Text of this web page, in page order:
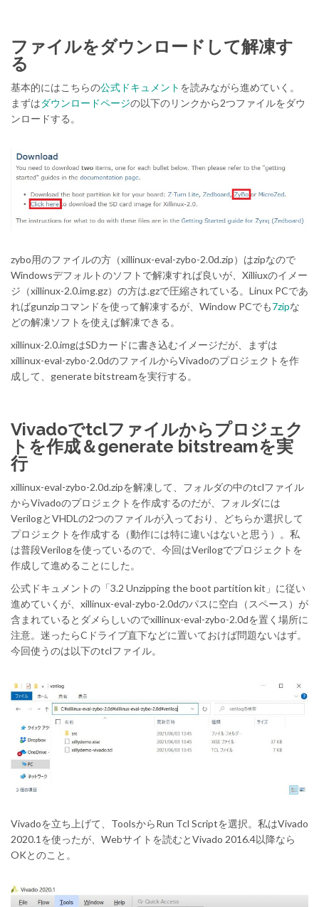
ファイルをダウンロードして解凍す
る
基本的にはこちらの公式ドキュメント を読みながら進めていく。
まずはダウンロードページの以下のリンクから2つファイルをダウ
ンロードする。
zybo用のファイルの方（xillinux-eval-zybo-2.0d.zip）はzipなので
Windowsデフォルトのソフトで解凍すれば良いが、Xilliuxのイメー
ジ（xillinux-2.0.img.gz）の方は.gzで圧縮されている。Linux PCであ
ればgunzipコマンドを使って解凍するが、Window PCでも7zipな
どの解凍ソフトを使えば解凍できる。
xillinux-2.0.imgはSDカードに書き込むイメージだが、まずは
xillinux-eval-zybo-2.0dのファイルからVivadoのプロジェクトを作
成して、generate bitstreamを実行する。
Vivadoでtclファイルからプロジェク
トを作成＆generate bitstreamを実
行
xillinux-eval-zybo-2.0d.zipを解凍して、フォルダの中のtclファイル
からVivadoのプロジェクトを作成するのだが、フォルダには
VerilogとVHDLの2つのファイルが入っており、どちらか選択して
プロジェクトを作成する（動作には特に違いはないと思う）。私
は普段Verilogを使っているので、今回はVerilogでプロジェクトを
作成して進めることにした。
公式ドキュメントの「3.2 Unzipping the boot partition kit」に従い
進めていくが、xillinux-eval-zybo-2.0dのパスに空白（スペース）が
含まれているとダメらしいのでxillinux-eval-zybo-2.0dを置く場所に
注意。迷ったらCドライブ直下などに置いておけば問題ないはず。
今回使うのは以下のtclファイル。
Vivadoを立ち上げて、ToolsからRun Tcl Scriptを選択。私はVivado
2020.1を使ったが、Webサイトを読むとVivado 2016.4以降なら
OKとのこと。